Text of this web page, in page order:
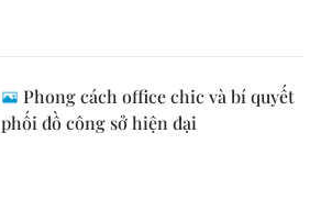
Phong cách office chic và bí quyết
phối đồ công sở hiện đại